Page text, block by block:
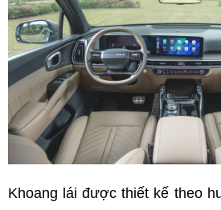
Khoang lái được thiết kế theo